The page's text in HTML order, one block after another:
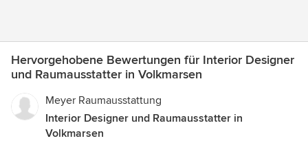
Hervorgehobene Bewertungen für Interior Designer
und Raumausstatter in Volkmarsen
Meyer Raumausstattung
Interior Designer und Raumausstatter in
Volkmarsen